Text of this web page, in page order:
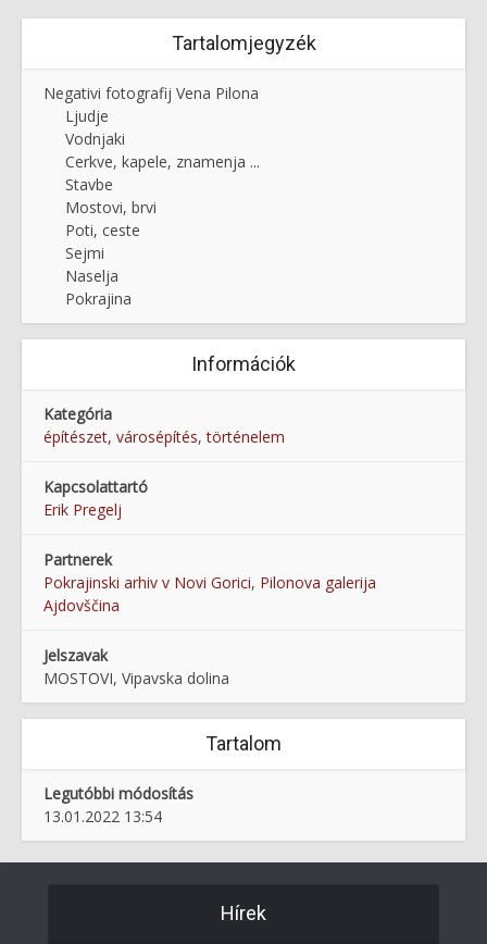
Tartalomjegyzék
Negativi fotografij Vena Pilona
Ljudje
Vodnjaki
Cerkve, kapele, znamenja ...
Stavbe
Mostovi, brvi
Poti, ceste
Sejmi
Naselja
Pokrajina
Információk
Kategória
építészet, városépítés,történelem
Kapcsolattartó
Erik Pregelj
Partnerek
Pokrajinski arhiv v Novi Gorici, Pilonova galerija
Ajdovščina
Jelszavak
MOSTOVI, Vipavska dolina
Tartalom
Legutóbbi módosítás
13.01.2022 13:54
Hírek